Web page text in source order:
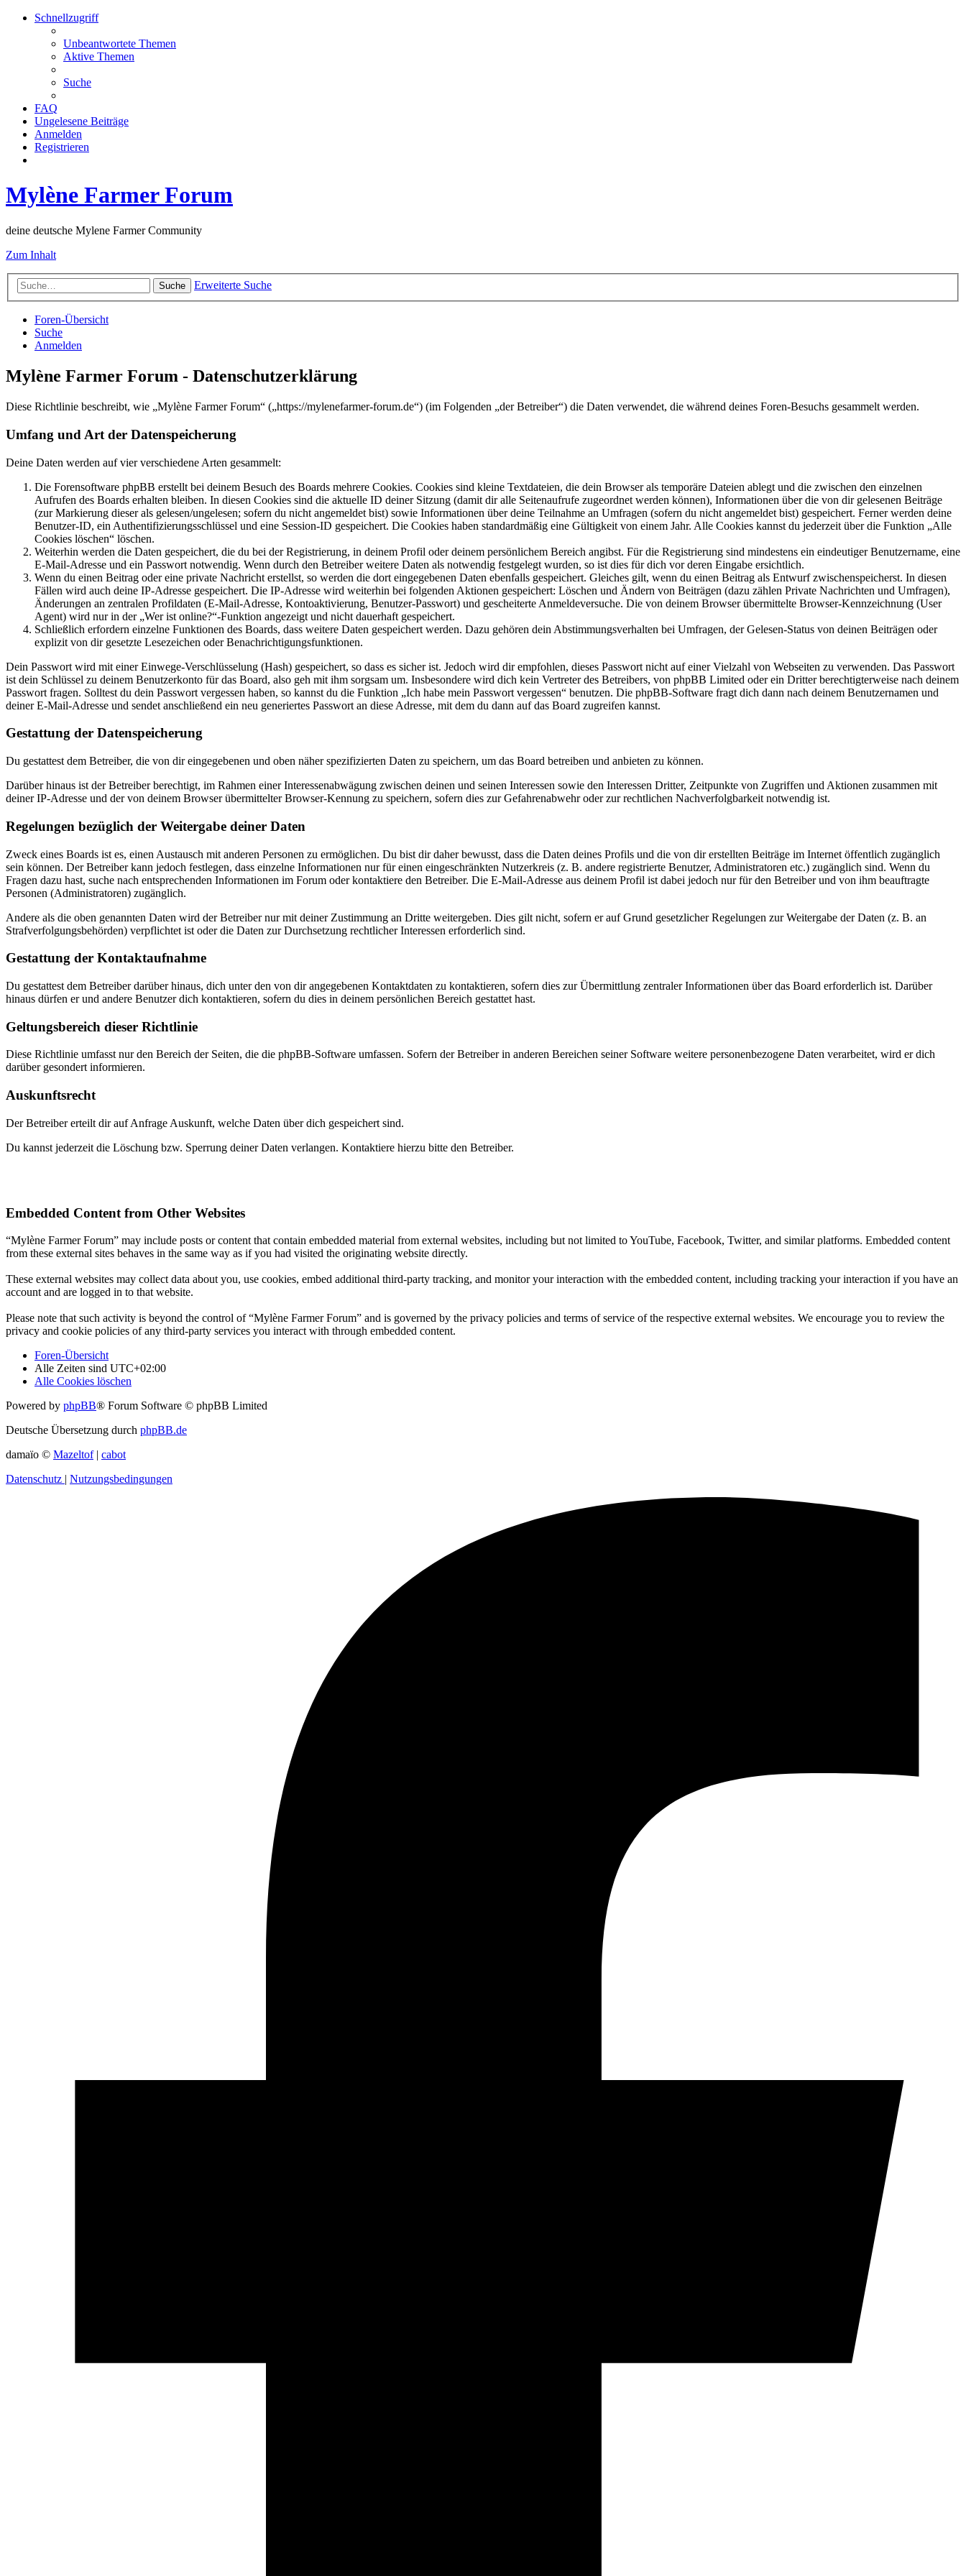
Schnellzugriff
Unbeantwortete Themen
Aktive Themen
Suche
FAQ
Ungelesene Beiträge
Anmelden
Registrieren
Mylène Farmer Forum
deine deutsche Mylene Farmer Community
Zum Inhalt
Suche Erweiterte Suche
Foren-Übersicht
Suche
Anmelden
Mylène Farmer Forum - Datenschutzerklärung
Diese Richtlinie beschreibt, wie „Mylène Farmer Forum“ („https://mylenefarmer-forum.de“) (im Folgenden „der Betreiber“) die Daten verwendet, die während deines Foren-Besuchs gesammelt werden.
Umfang und Art der Datenspeicherung
Deine Daten werden auf vier verschiedene Arten gesammelt:
Die Forensoftware phpBB erstellt bei deinem Besuch des Boards mehrere Cookies. Cookies sind kleine Textdateien, die dein Browser als temporäre Dateien ablegt und die zwischen den einzelnen
Aufrufen des Boards erhalten bleiben. In diesen Cookies sind die aktuelle ID deiner Sitzung (damit dir alle Seitenaufrufe zugeordnet werden können), Informationen über die von dir gelesenen Beiträge
(zur Markierung dieser als gelesen/ungelesen; sofern du nicht angemeldet bist) sowie Informationen über deine Teilnahme an Umfragen (sofern du nicht angemeldet bist) gespeichert. Ferner werden deine
Benutzer-ID, ein Authentifizierungsschlüssel und eine Session-ID gespeichert. Die Cookies haben standardmäßig eine Gültigkeit von einem Jahr. Alle Cookies kannst du jederzeit über die Funktion „Alle
Cookies löschen“ löschen.
Weiterhin werden die Daten gespeichert, die du bei der Registrierung, in deinem Profil oder deinem persönlichem Bereich angibst. Für die Registrierung sind mindestens ein eindeutiger Benutzername, eine
E-Mail-Adresse und ein Passwort notwendig. Wenn durch den Betreiber weitere Daten als notwendig festgelegt wurden, so ist dies für dich vor deren Eingabe ersichtlich.
Wenn du einen Beitrag oder eine private Nachricht erstellst, so werden die dort eingegebenen Daten ebenfalls gespeichert. Gleiches gilt, wenn du einen Beitrag als Entwurf zwischenspeicherst. In diesen
Fällen wird auch deine IP-Adresse gespeichert. Die IP-Adresse wird weiterhin bei folgenden Aktionen gespeichert: Löschen und Ändern von Beiträgen (dazu zählen Private Nachrichten und Umfragen),
Änderungen an zentralen Profildaten (E-Mail-Adresse, Kontoaktivierung, Benutzer-Passwort) und gescheiterte Anmeldeversuche. Die von deinem Browser übermittelte Browser-Kennzeichnung (User
Agent) wird nur in der „Wer ist online?“-Funktion angezeigt und nicht dauerhaft gespeichert.
Schließlich erfordern einzelne Funktionen des Boards, dass weitere Daten gespeichert werden. Dazu gehören dein Abstimmungsverhalten bei Umfragen, der Gelesen-Status von deinen Beiträgen oder
explizit von dir gesetzte Lesezeichen oder Benachrichtigungsfunktionen.
Dein Passwort wird mit einer Einwege-Verschlüsselung (Hash) gespeichert, so dass es sicher ist. Jedoch wird dir empfohlen, dieses Passwort nicht auf einer Vielzahl von Webseiten zu verwenden. Das Passwort
ist dein Schlüssel zu deinem Benutzerkonto für das Board, also geh mit ihm sorgsam um. Insbesondere wird dich kein Vertreter des Betreibers, von phpBB Limited oder ein Dritter berechtigterweise nach deinem
Passwort fragen. Solltest du dein Passwort vergessen haben, so kannst du die Funktion „Ich habe mein Passwort vergessen“ benutzen. Die phpBB-Software fragt dich dann nach deinem Benutzernamen und
deiner E-Mail-Adresse und sendet anschließend ein neu generiertes Passwort an diese Adresse, mit dem du dann auf das Board zugreifen kannst.
Gestattung der Datenspeicherung
Du gestattest dem Betreiber, die von dir eingegebenen und oben näher spezifizierten Daten zu speichern, um das Board betreiben und anbieten zu können.
Darüber hinaus ist der Betreiber berechtigt, im Rahmen einer Interessenabwägung zwischen deinen und seinen Interessen sowie den Interessen Dritter, Zeitpunkte von Zugriffen und Aktionen zusammen mit
deiner IP-Adresse und der von deinem Browser übermittelter Browser-Kennung zu speichern, sofern dies zur Gefahrenabwehr oder zur rechtlichen Nachverfolgbarkeit notwendig ist.
Regelungen bezüglich der Weitergabe deiner Daten
Zweck eines Boards ist es, einen Austausch mit anderen Personen zu ermöglichen. Du bist dir daher bewusst, dass die Daten deines Profils und die von dir erstellten Beiträge im Internet öffentlich zugänglich
sein können. Der Betreiber kann jedoch festlegen, dass einzelne Informationen nur für einen eingeschränkten Nutzerkreis (z. B. andere registrierte Benutzer, Administratoren etc.) zugänglich sind. Wenn du
Fragen dazu hast, suche nach entsprechenden Informationen im Forum oder kontaktiere den Betreiber. Die E-Mail-Adresse aus deinem Profil ist dabei jedoch nur für den Betreiber und von ihm beauftragte
Personen (Administratoren) zugänglich.
Andere als die oben genannten Daten wird der Betreiber nur mit deiner Zustimmung an Dritte weitergeben. Dies gilt nicht, sofern er auf Grund gesetzlicher Regelungen zur Weitergabe der Daten (z. B. an
Strafverfolgungsbehörden) verpflichtet ist oder die Daten zur Durchsetzung rechtlicher Interessen erforderlich sind.
Gestattung der Kontaktaufnahme
Du gestattest dem Betreiber darüber hinaus, dich unter den von dir angegebenen Kontaktdaten zu kontaktieren, sofern dies zur Übermittlung zentraler Informationen über das Board erforderlich ist. Darüber
hinaus dürfen er und andere Benutzer dich kontaktieren, sofern du dies in deinem persönlichen Bereich gestattet hast.
Geltungsbereich dieser Richtlinie
Diese Richtlinie umfasst nur den Bereich der Seiten, die die phpBB-Software umfassen. Sofern der Betreiber in anderen Bereichen seiner Software weitere personenbezogene Daten verarbeitet, wird er dich
darüber gesondert informieren.
Auskunftsrecht
Der Betreiber erteilt dir auf Anfrage Auskunft, welche Daten über dich gespeichert sind.
Du kannst jederzeit die Löschung bzw. Sperrung deiner Daten verlangen. Kontaktiere hierzu bitte den Betreiber.
Embedded Content from Other Websites
“Mylène Farmer Forum” may include posts or content that contain embedded material from external websites, including but not limited to YouTube, Facebook, Twitter, and similar platforms. Embedded content
from these external sites behaves in the same way as if you had visited the originating website directly.
These external websites may collect data about you, use cookies, embed additional third-party tracking, and monitor your interaction with the embedded content, including tracking your interaction if you have an
account and are logged in to that website.
Please note that such activity is beyond the control of “Mylène Farmer Forum” and is governed by the privacy policies and terms of service of the respective external websites. We encourage you to review the
privacy and cookie policies of any third-party services you interact with through embedded content.
Foren-Übersicht
Alle Zeiten sind UTC+02:00
Alle Cookies löschen
Powered by phpBB® Forum Software © phpBB Limited
Deutsche Übersetzung durch phpBB.de
damaïo © Mazeltof| cabot
Datenschutz | Nutzungsbedingungen